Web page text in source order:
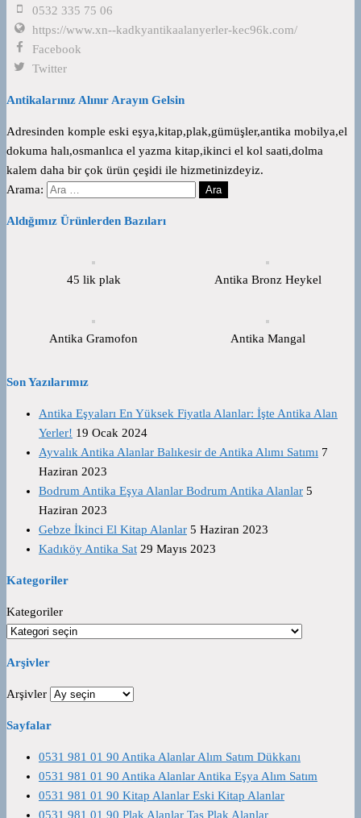
0532 335 75 06
https://www.xn--kadkyantikaalanyerler-kec96k.com/
Facebook
Twitter
Antikalarınız Alınır Arayın Gelsin
Adresinden komple eski eşya,kitap,plak,gümüşler,antika mobilya,el
dokuma halı,osmanlıca el yazma kitap,ikinci el kol saati,dolma
kalem daha bir çok ürün çeşidi ile hizmetinizdeyiz.
Arama:
Aldığımız Ürünlerden Bazıları
45 lik plak Antika Bronz Heykel
Antika Gramofon Antika Mangal
Son Yazılarımız
Antika Eşyaları En Yüksek Fiyatla Alanlar: İşte Antika Alan
Yerler! 19 Ocak 2024
Ayvalık Antika Alanlar Balıkesir de Antika Alımı Satımı 7
Haziran 2023
Bodrum Antika Eşya Alanlar Bodrum Antika Alanlar 5
Haziran 2023
Gebze İkinci El Kitap Alanlar 5 Haziran 2023
Kadıköy Antika Sat 29 Mayıs 2023
Kategoriler
Kategoriler
Arşivler
Arşivler
Sayfalar
0531 981 01 90 Antika Alanlar Alım Satım Dükkanı
0531 981 01 90 Antika Alanlar Antika Eşya Alım Satım
0531 981 01 90 Kitap Alanlar Eski Kitap Alanlar
0531 981 01 90 Plak Alanlar Taş Plak Alanlar